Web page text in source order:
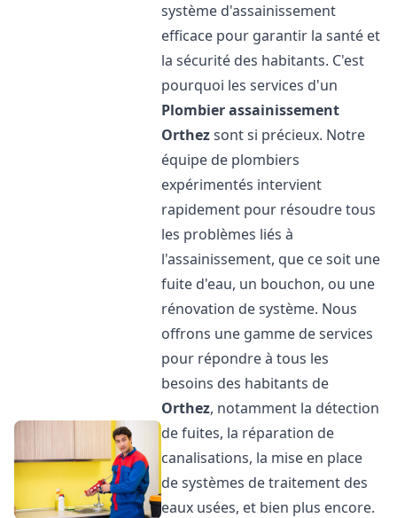
système d'assainissement
efficace pour garantir la santé et
la sécurité des habitants. C'est
pourquoi les services d'un
Plombier assainissement
Orthezsont si précieux. Notre
équipe de plombiers
expérimentés intervient
rapidement pour résoudre tous
les problèmes liés à
l'assainissement, que ce soit une
fuite d'eau, un bouchon, ou une
rénovation de système. Nous
offrons une gamme de services
pour répondre à tous les
besoins des habitants de
Orthez, notamment la détection
de fuites, la réparation de
canalisations, la mise en place
de systèmes de traitement des
eaux usées, et bien plus encore.